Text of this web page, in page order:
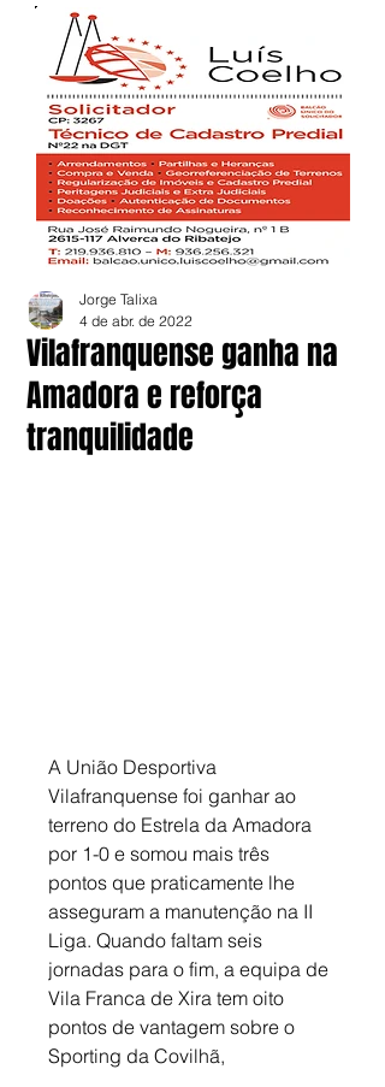
Vilafranquense ganha na
Amadora e reforça
tranquilidade
Jorge Talixa
4 de abr. de 2022
A União Desportiva
Vilafranquense foi ganhar ao
terreno do Estrela da Amadora
por 1-0 e somou mais três
pontos que praticamente lhe
asseguram a manutenção na II
Liga. Quando faltam seis
jornadas para o fim, a equipa de
Vila Franca de Xira tem oito
pontos de vantagem sobre o
Sporting da Covilhã,